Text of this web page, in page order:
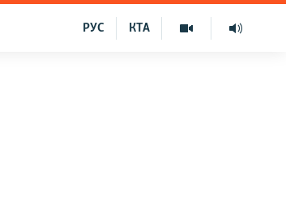
КТА
РУС